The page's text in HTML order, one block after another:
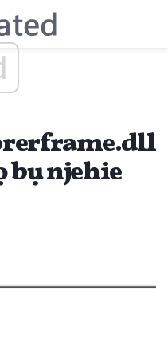
bụ njehie